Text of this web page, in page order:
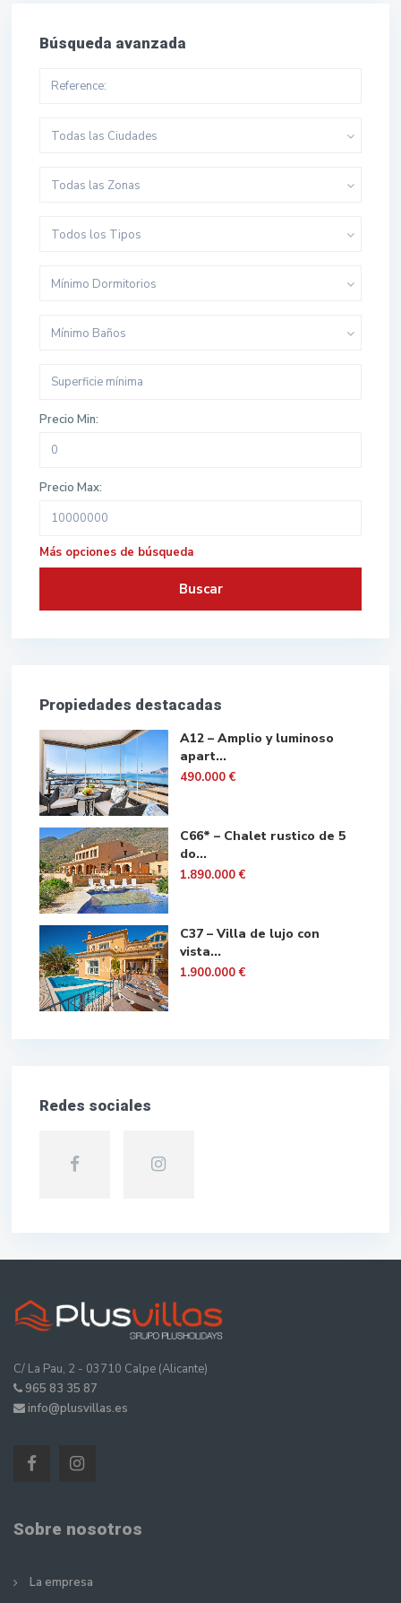
Búsqueda avanzada
Todas las Ciudades
Todas las Zonas
Todos los Tipos
Mínimo Dormitorios
Mínimo Baños
Precio Min:
Precio Max:
Más opciones de búsqueda
Buscar
Propiedades destacadas
A12 – Amplio y luminoso
apart...
490.000 €
C66* – Chalet rustico de 5
do...
1.890.000 €
C37 – Villa de lujo con
vista...
1.900.000 €
Redes sociales
C/ La Pau, 2 - 03710 Calpe (Alicante)
965 83 35 87
info@plusvillas.es
Sobre nosotros
La empresa